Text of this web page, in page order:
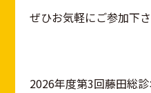
ぜひお気軽にご参加下さ
2026年度第3回藤田総